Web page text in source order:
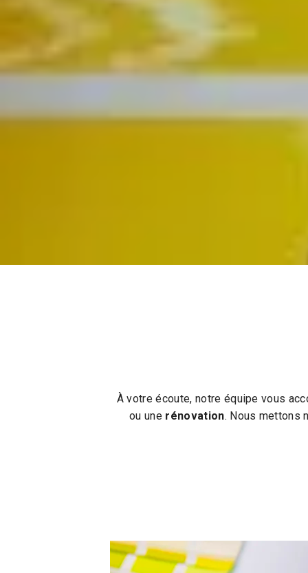
À votre écoute, notre équipe vous
ou une rénovation. Nous mettons